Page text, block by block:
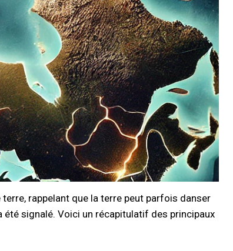
rappelant que la terre peut parfois danser
été signalé. Voici un récapitulatif des principaux